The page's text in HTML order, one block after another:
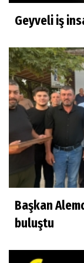
Geyveli iş
Başkan
buluştu